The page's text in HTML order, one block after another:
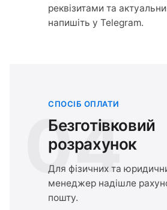
реквізитами та
напишіть у Telegram.
04
СПОСІБ ОПЛАТИ
Безготівковий
розрахунок
Для фізичних та
менеджер надішле
пошту.